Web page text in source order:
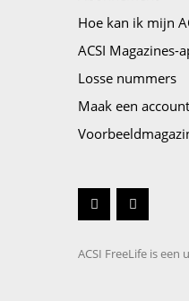
ACSI Magazines-
Losse nummers
Maak een
ACSI FreeLife is